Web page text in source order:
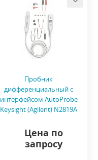
Пробник
дифференциальный с
интерфейсом AutoProbe
Keysight (Agilent) N2819A
Цена по
запросу